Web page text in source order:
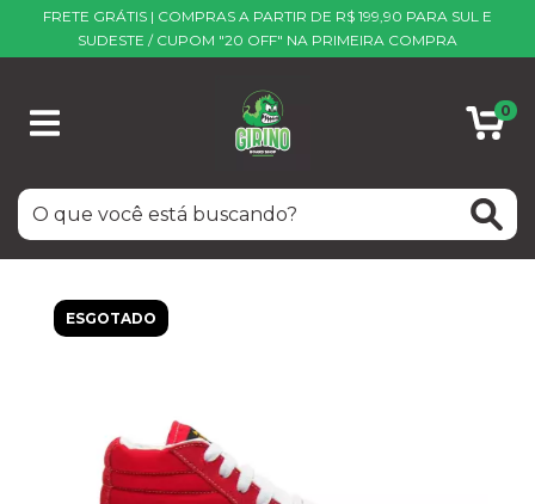
FRETE GRÁTIS | COMPRAS A PARTIR DE R$ 199,90 PARA SUL E
SUDESTE / CUPOM "20 OFF" NA PRIMEIRA COMPRA
0
ESGOTADO